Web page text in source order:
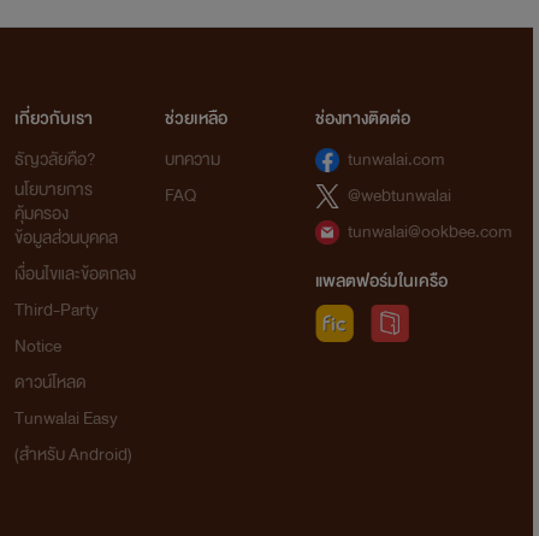
เกี่ยวกับเรา
ธัญวลัยคือ?
นโยบายการ
คุ้มครอง
ข้อมูลส่วนบุคคล
เงื่อนไขและข้อตกลง
Third-Party
Notice
ดาวน์โหลด
Tunwalai Easy
(สำหรับ Android)
ช่วยเหลือ
บทความ
FAQ
ช่องทางติดต่อ
tunwalai.com
@webtunwalai
tunwalai@ookbee.com
แพลตฟอร์มในเครือ